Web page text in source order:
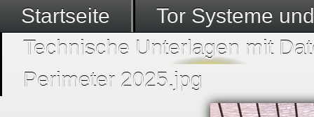
Startseite
Tor Systeme
Technische Unterlagen mit
Perimeter 2025.jpg